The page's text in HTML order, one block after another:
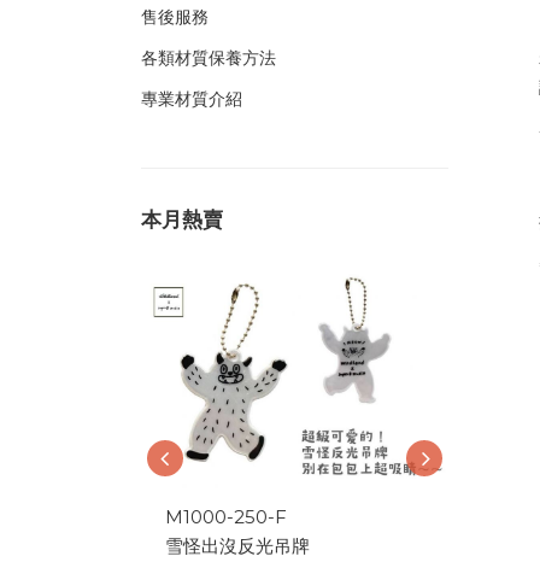
售後服務
各類材質保養方法
專業材質介紹
本月熱賣
M1000-250-F
雪怪出沒反光吊牌